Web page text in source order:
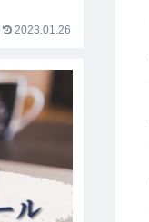
2023.01.26